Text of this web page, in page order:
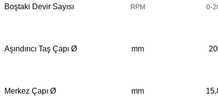
Boştaki Devir Sayısı RPM 0-
Aşındırıcı Taş Çapı Ø mm
Merkez Çapı Ø mm